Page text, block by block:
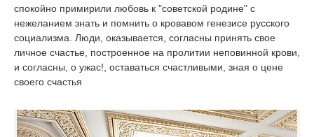
спокойно примирили любовь к "советской родине" с
нежеланием знать и помнить о кровавом генезисе русского
социализма. Люди, оказывается, согласны принять свое
личное счастье, построенное на пролитии неповинной крови,
и согласны, о ужас!, оставаться счастливыми, зная о цене
своего счастья